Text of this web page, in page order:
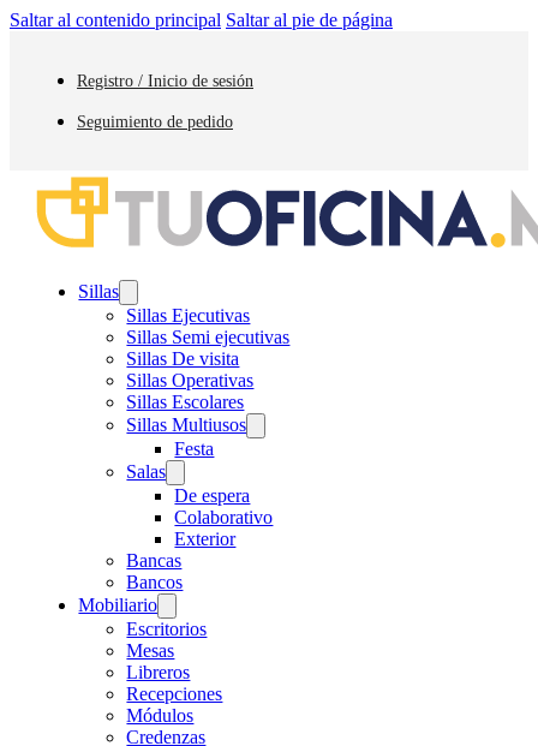
Saltar al contenido principal Saltar al pie de página
Registro / Inicio de sesión
Seguimiento de pedido
Sillas
Sillas Ejecutivas
Sillas Semi ejecutivas
Sillas De visita
Sillas Operativas
Sillas Escolares
Sillas Multiusos
Festa
Salas
De espera
Colaborativo
Exterior
Bancas
Bancos
Mobiliario
Escritorios
Mesas
Libreros
Recepciones
Módulos
Credenzas